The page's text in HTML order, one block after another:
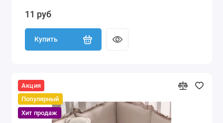
11 руб
Купить
Акция
Популярный
Хит продаж